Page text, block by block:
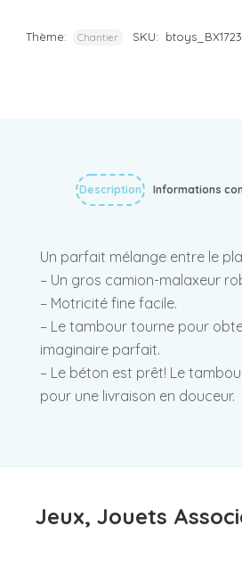
Thème: Chantier SKU: btoys_BX1723
Description Informations
Un parfait mélange entre le
– Un gros camion-malaxeur
– Motricité fine facile.
– Le tambour tourne pour
imaginaire parfait.
– Le béton est prêt! Le
pour une livraison en douceur.
Jeux, Jouets